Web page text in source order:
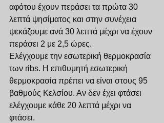
αφότου έχουν περάσει τα πρώτα 30
λεπτά ψησίματος και στην συνέχεια
ψεκάζουμε ανά 30 λεπτά μέχρι να έχουν
περάσει 2 με 2,5 ώρες.
Ελέγχουμε την εσωτερική θερμοκρασία
των ribs. Η επιθυμητή εσωτερική
θερμοκρασία πρέπει να είναι στους 95
βαθμούς Κελσίου. Αν δεν έχει φτάσει
ελέγχουμε κάθε 20 λεπτά μέχρι να
φτάσει.